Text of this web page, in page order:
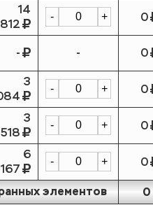
14
812
- + 0
- - 0
3
- + 0
3
518
- + 0
6
167
- + 0
элементов 0